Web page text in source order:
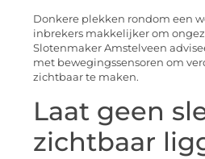
Donkere plekken rondom een
inbrekers makkelijker om
Slotenmaker Amstelveen
met bewegingssensoren om
zichtbaar te maken.
Laat geen
zichtbaar